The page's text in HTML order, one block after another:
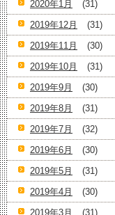
2020年1月
(31)
2019年12月
(31)
2019年11月
(30)
2019年10月
(31)
2019年9月
(30)
2019年8月
(31)
2019年7月
(32)
2019年6月
(30)
2019年5月
(31)
2019年4月
(30)
2019年3月
(31)